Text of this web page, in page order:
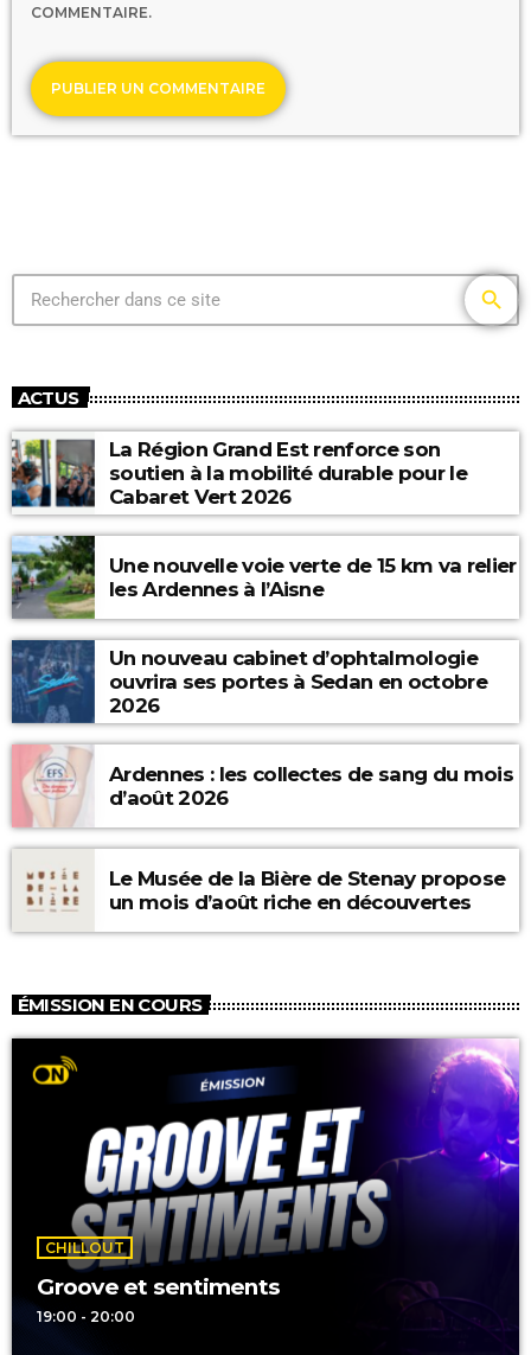
COMMENTAIRE.
search
ACTUS
La Région Grand Est renforce son
soutien à la mobilité durable pour le
Cabaret Vert 2026
Une nouvelle voie verte de 15 km va relier
les Ardennes à l’Aisne
Un nouveau cabinet d’ophtalmologie
ouvrira ses portes à Sedan en octobre
2026
Ardennes : les collectes de sang du mois
d’août 2026
Le Musée de la Bière de Stenay propose
un mois d’août riche en découvertes
ÉMISSION EN COURS
CHILLOUT
Groove et sentiments
19:00 - 20:00